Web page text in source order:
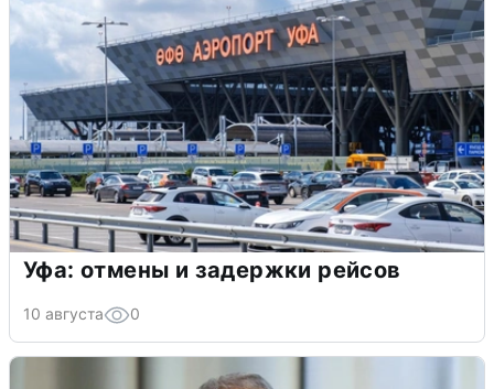
Уфа: отмены и задержки рейсов
10 августа 0